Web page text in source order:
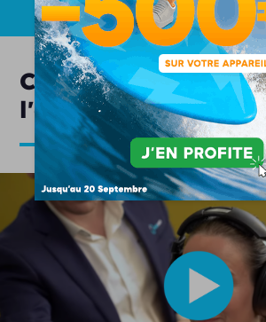
Comment se déroule
l'appareillage